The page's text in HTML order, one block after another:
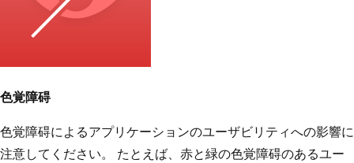
色覚障碍
色覚障碍によるアプリケーションのユーザビリティへの影響に
注意してください。 たとえば、赤と緑の色覚障碍のあるユー